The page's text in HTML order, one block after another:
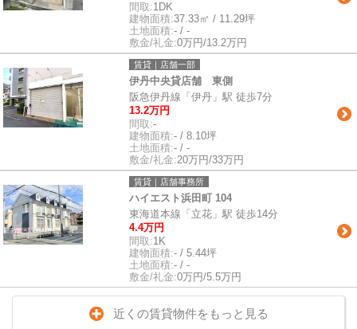
間取:1DK
建物面積:37.33㎡ / 11.29坪
土地面積:- / -
敷金/礼金:0万円/13.2万円
賃貸｜店舗一部
伊丹中央貸店舗 東側
阪急伊丹線「伊丹」駅 徒歩7分
13.2万円
間取:-
建物面積:- / 8.10坪
土地面積:- / -
敷金/礼金:20万円/33万円
賃貸｜店舗事務所
ハイエスト浜田町 104
東海道本線「立花」駅 徒歩14分
4.4万円
間取:1K
建物面積:- / 5.44坪
土地面積:- / -
敷金/礼金:0万円/5.5万円
近くの賃貸物件をもっと見る